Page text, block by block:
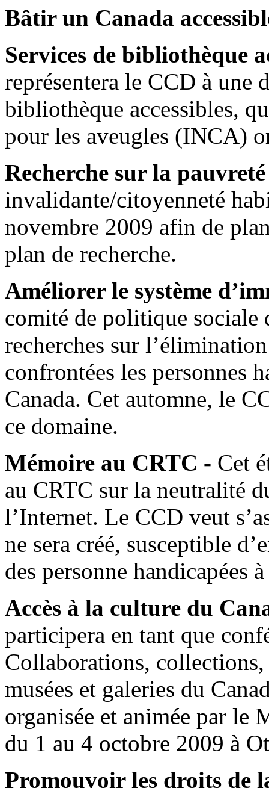
Bâtir un Canada
Services de bibliothèque
représentera le CCD à une
bibliothèque accessibles,
pour les aveugles (INCA)
Recherche sur la
invalidante/citoyenneté
novembre 2009 afin de
plan de recherche.
Améliorer le système
comité de politique sociale
recherches sur
confrontées les personnes
Canada. Cet automne, le
ce domaine.
Mémoire au CRTC - Cet
au CRTC sur la neutralité
l’Internet. Le CCD veut
ne sera créé, susceptible
des personne handicapées
Accès à la culture du
participera en tant que
Collaborations,
musées et galeries du
organisée et animée par le
du 1 au 4 octobre 2009 à
Promouvoir les droits de